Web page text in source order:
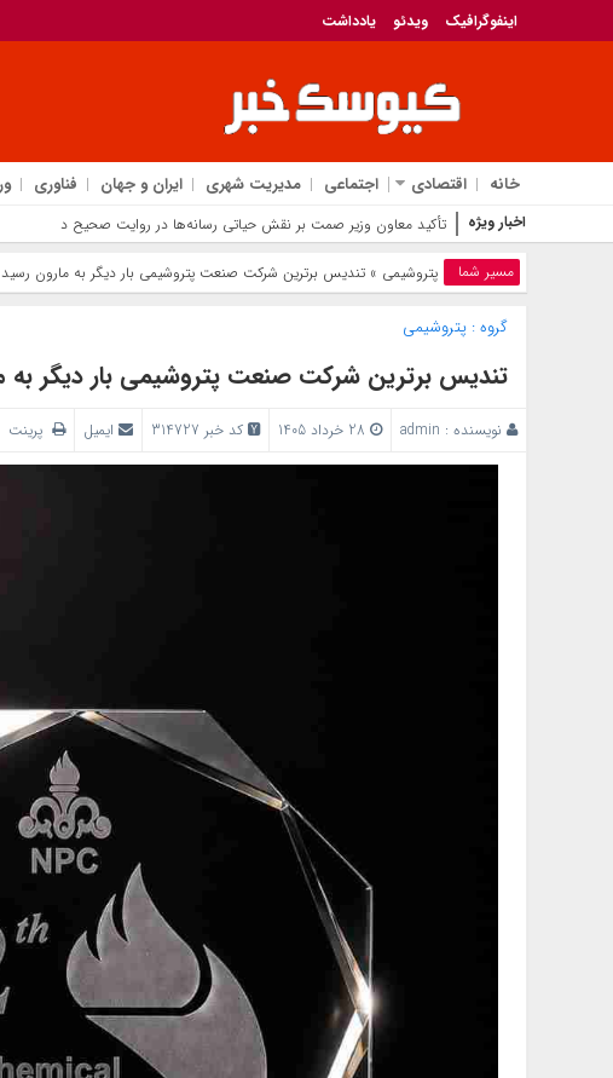
اینفوگرافیک ویدئو یادداشت
خانه اقتصادی اجتماعی مدیریت شهری ایران و جهان فناوری
اخبار ویژه تأکید معاون وزیر صمت بر نقش حیاتی رسانه‌ها در روایت صحیح
مسیر شما پتروشیمی » تندیس برترین شرکت صنعت پتروشیمی بار دیگر به مارون رسید
گروه :پتروشیمی
تندیس برترین شرکت صنعت پتروشیمی بار دیگر به
نویسنده : admin کد خبر 314727 ایمیل پرینت